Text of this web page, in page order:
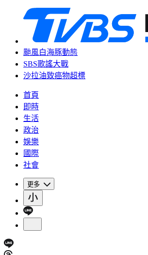
颱風白海豚動態
SBS歌謠大戰
沙拉油致癌物超標
首頁
即時
生活
政治
娛樂
國際
社會
更多